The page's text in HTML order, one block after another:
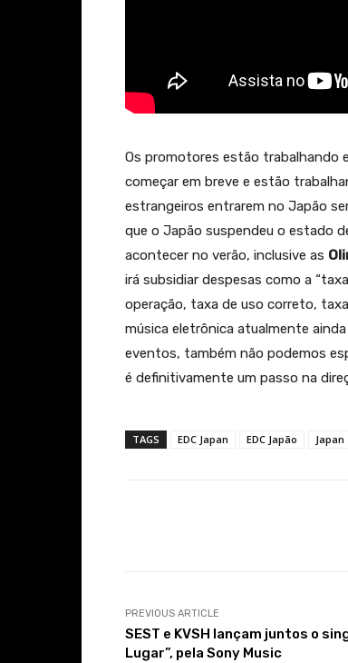
Os promotores estão trabalhando
começar em breve e estão
estrangeiros entrarem no Japão
que o Japão suspendeu o estado
acontecer no verão, inclusive as
irá subsidiar despesas como a
operação, taxa de uso correto,
música eletrônica atualmente
eventos, também não podemos
é definitivamente um passo na
TAGS EDC Japan EDC Japão Japan
PREVIOUS ARTICLE
SEST e KVSH lançam juntos o
Lugar”, pela Sony Music